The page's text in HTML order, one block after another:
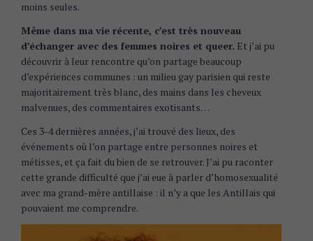
moins seules.
Même dans ma vie récente, c’est très nouveau
d’échanger avec des femmes noires et queer. Et j’ai pu
découvrir à leur rencontre qu’on partage beaucoup
d’expériences communes : un milieu gay parisien qui reste
majoritairement très blanc, des mains dans les cheveux
malvenues, des commentaires exotisants…
Ces 3-4 dernières années, j’ai trouvé des lieux, des
événements où l’on partage entre personnes noires et
métisses, et ça fait du bien de se retrouver. J’ai pu raconter
cette grande difficulté que j’ai eue à parler d’homosexualité
avec ma grand-mère antillaise : il n’y a que les Antillais qui
pouvaient me comprendre.